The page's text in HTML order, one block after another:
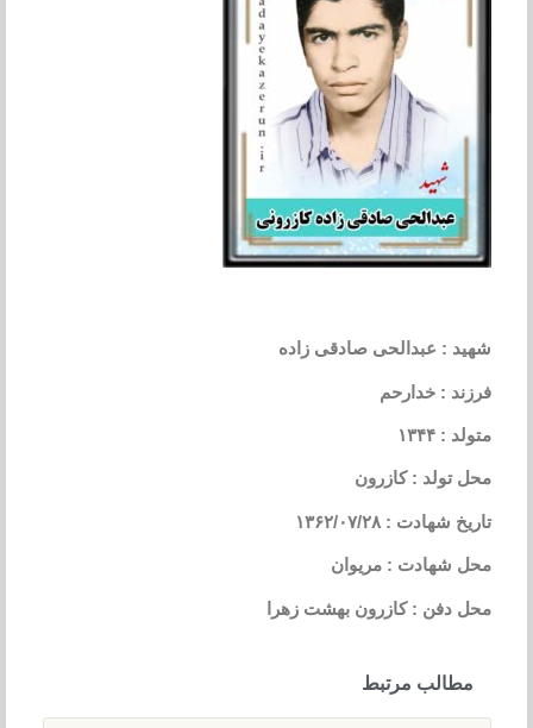
شهید : عبدالحی صادقی زاده
فرزند : خدارحم
متولد : ۱۳۴۴
محل تولد : کازرون
تاریخ شهادت : ۱۳۶۲/۰۷/۲۸
محل شهادت : مریوان
محل دفن : کازرون بهشت زهرا
مطالب مرتبط